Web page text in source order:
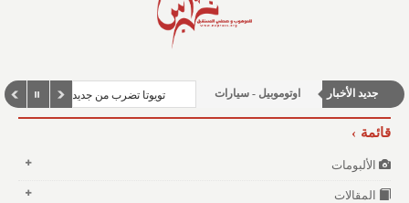
جديد الأخبار اوتوموبيل - سيارات
الأخبار العربية والعالمية
تويوتا تضرب من جديد: سيارة كروس
قائمة
الألبومات
المقالات